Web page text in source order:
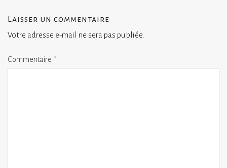
Laisser un commentaire
Votre adresse e-mail ne sera pas publiée.
Commentaire *